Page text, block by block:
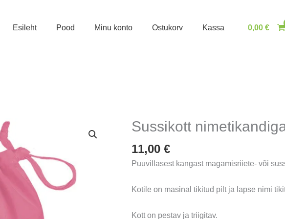
Esileht Pood Minu konto Ostukorv Kassa 0,00€
Sussikott
11,00€
Puuvillasest kangast magamisriiete- või
Kotile on masinal tikitud pilt ja lapse nimi
Kott on pestav ja triigitav.